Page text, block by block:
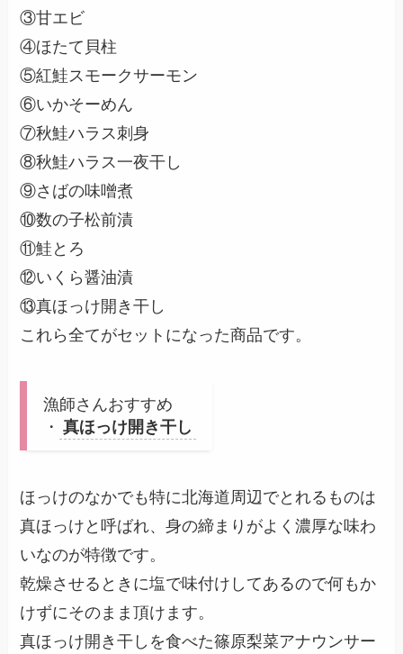
③甘エビ
④ほたて貝柱
⑤紅鮭スモークサーモン
⑥いかそーめん
⑦秋鮭ハラス刺身
⑧秋鮭ハラス一夜干し
⑨さばの味噌煮
⑩数の子松前漬
⑪鮭とろ
⑫いくら醤油漬
⑬真ほっけ開き干し
これら全てがセットになった商品です。
漁師さんおすすめ
・ 真ほっけ開き干し
ほっけのなかでも特に北海道周辺でとれるものは
真ほっけと呼ばれ、身の締まりがよく濃厚な味わ
いなのが特徴です。
乾燥させるときに塩で味付けしてあるので何もか
けずにそのまま頂けます。
真ほっけ開き干しを食べた篠原梨菜アナウンサー